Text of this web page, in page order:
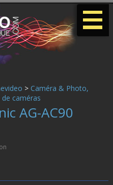
> Caméra & Photo,
caméras
AG-AC90
-
-
-